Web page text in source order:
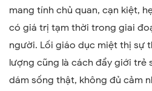
mang tính chủ quan, cạn kiệt,
có giá trị tạm thời trong giai
người. Lối giáo dục miệt thị sự
lượng cũng là cách đẩy giới trẻ
dám sống thật, không đủ cảm